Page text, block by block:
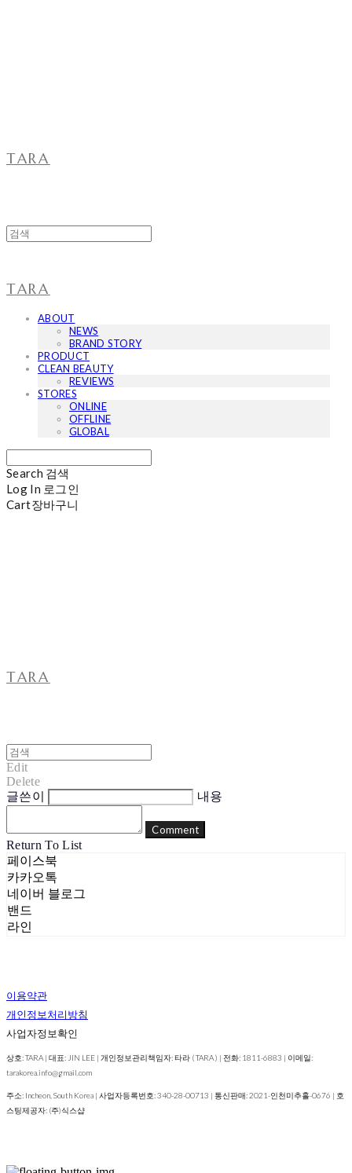
TARA
TARA
ABOUT
NEWS
BRAND STORY
PRODUCT
CLEAN BEAUTY
REVIEWS
STORES
ONLINE
OFFLINE
GLOBAL
Search 검색
Log In 로그인
Cart장바구니
TARA
Edit
Delete
글쓴이
내용
Comment
Return To List
페이스북
카카오톡
네이버 블로그
밴드
라인
이용약관
개인정보처리방침
사업자정보확인
상호: TARA | 대표: JIN LEE | 개인정보관리책임자: 타라 ( TARA ) | 전화: 1811-6883 | 이메일:
tarakorea.info@gmail.com
주소: Incheon, South Korea | 사업자등록번호:340-28-00713 | 통신판매:2021-인천미추홀-0676 | 호
스팅제공자: (주)식스샵